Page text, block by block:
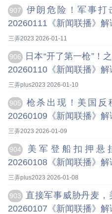
907
伊朗危险！军事打
20260111《新闻联播》解
三弄2023 2026-01-11
906
日本“开了第一枪”！
20260110《新闻联播》解
三弄plus2023 2026-01-10
905
枪杀出现！美国反
20260109《新闻联播》解
三弄2023 2026-01-09
904
美军登船扣押悬
20260108《新闻联播》解
三弄plus2023 2026-01-08
903
直接军事威胁丹麦，
20260107《新闻联播》解